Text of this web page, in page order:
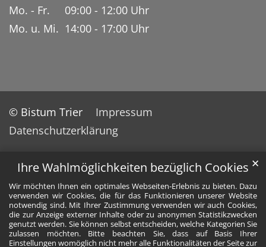
Ihre Wahlmöglichkeiten bezüglich Cookies
Wir möchten Ihnen ein optimales Webseiten-Erlebnis zu bieten. Dazu
verwenden wir Cookies, die für das Funktionieren unserer Website
notwendig sind. Mit Ihrer Zustimmung verwenden wir auch Cookies,
die zur Anzeige externer Inhalte oder zu anonymen Statistikzwecken
genutzt werden. Sie können selbst entscheiden, welche Kategorien Sie
zulassen möchten. Bitte beachten Sie, dass auf Basis Ihrer
Einstellungen womöglich nicht mehr alle Funktionalitäten der Seite zur
✕
Mo. - Fr. 09:00 - 12:00 Uhr
Mo. u. Mi. 14:00 - 17:00 Uhr
© Bistum Trier
Impressum
Datenschutzerklärung